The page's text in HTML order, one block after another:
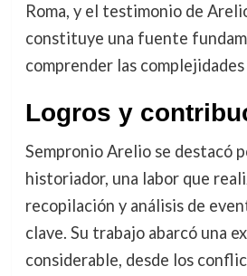
Roma, y el testimonio de
constituye una fuente
comprender las complejidades
Logros y
Sempronio Arelio se destacó
historiador, una labor que
recopilación y análisis de
clave. Su trabajo abarcó una
considerable, desde los